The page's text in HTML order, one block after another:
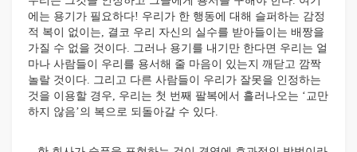
에는 용기가 필요하다! 우리가 한 행동에 대해 슬퍼하는 감정
적 복이 없이는, 결코 우리 자신의 실수를 받아들이는 배짱을
가질 수 없을 것이다. 그러나 용기를 내기만 한다면 우리는 얼
마나 사람들이 우리를 용서해 줄 마음이 있는지 깨닫고 깜짝
놀랄 것이다. 그리고 다른 사람들이 우리가 잘못을 인정하는
것을 이용할 경우, 우리는 첫 번째 팔복에서 흘러나오는 ‘교만
하지 않음’의 복으로 되돌아갈 수 있다.